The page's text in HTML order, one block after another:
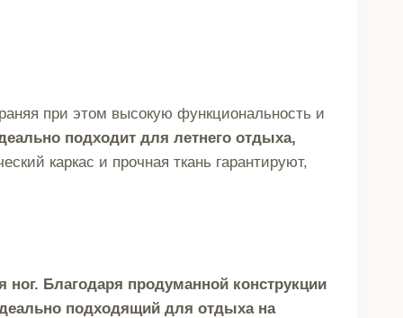
при этом высокую функциональность и
подходит для летнего отдыха,
каркас и прочная ткань гарантируют,
ног. Благодаря продуманной конструкции
подходящий для отдыха на